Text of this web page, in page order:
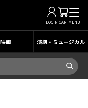
LOGIN CARTMENU
映画 演劇・ミュージカル